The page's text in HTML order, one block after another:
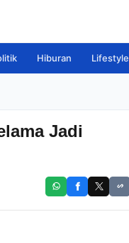
Hiburan Lifestyle
Jadi